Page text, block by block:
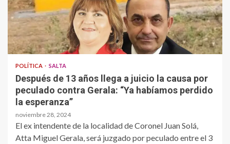
POLÍTICA SALTA
Después de 13 años llega a juicio la causa por
peculado contra Gerala: “Ya habíamos perdido
la esperanza”
noviembre 28, 2024
El ex intendente de la localidad de Coronel Juan Solá,
Atta Miguel Gerala, será juzgado por peculado entre el 3